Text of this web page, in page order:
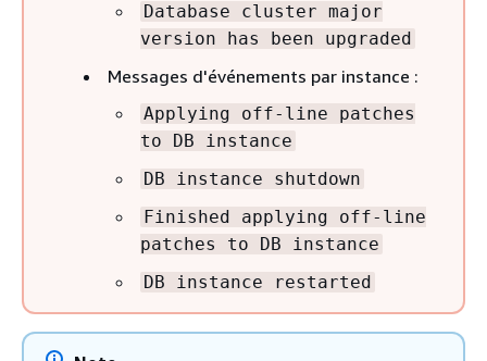
Database cluster major
version has been upgraded
Messages d'événements par instance :
Applying off-line patches
to DB instance
DB instance shutdown
Finished applying off-line
patches to DB instance
DB instance restarted